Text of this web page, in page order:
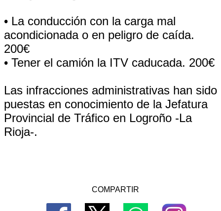
• La conducción con la carga mal
acondicionada o en peligro de caída.
200€
• Tener el camión la ITV caducada. 200€
Las infracciones administrativas han sido
puestas en conocimiento de la Jefatura
Provincial de Tráfico en Logroño -La
Rioja-.
COMPARTIR